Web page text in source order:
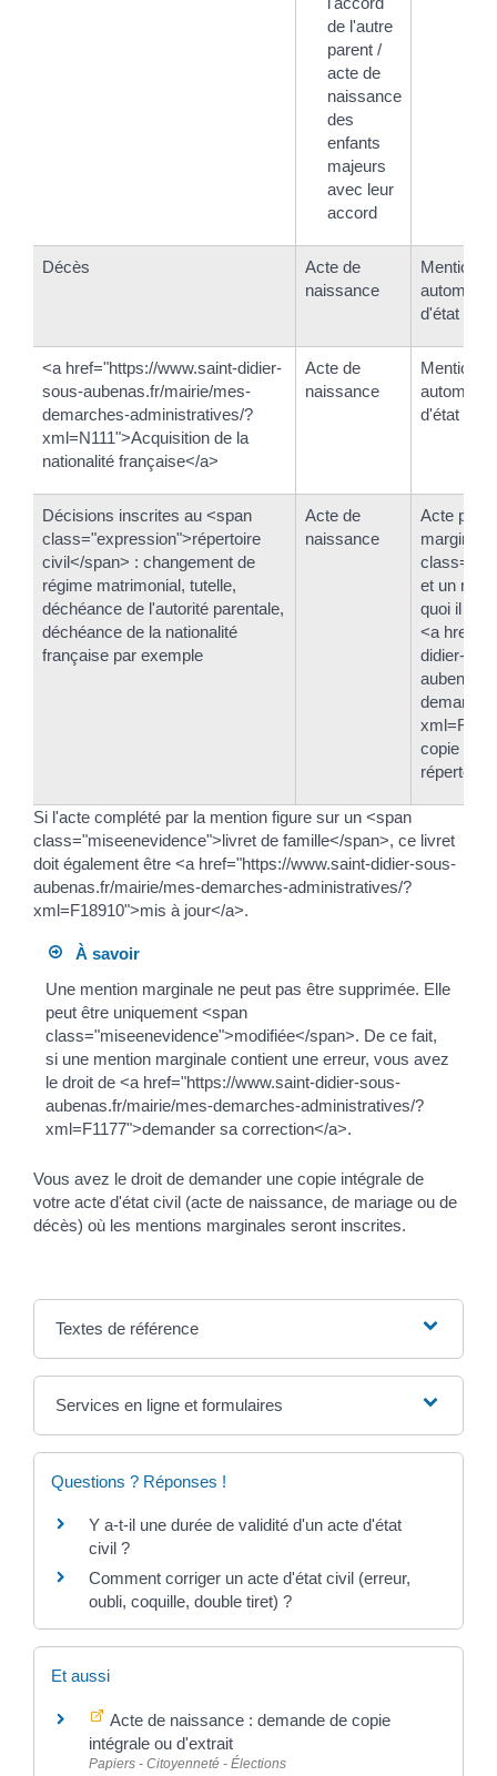
de l'autre
parent /
acte de
naissance
des
enfants
majeurs
avec leur
accord
Décès
Acte de
naissance
Mention
d'état civil
<a href="https://www.saint-didier-
sous-aubenas.fr/mairie/mes-
demarches-administratives/?
xml=N111">Acquisition de la
nationalité française</a>
Acte de
naissance
Mention
d'état civil
Décisions inscrites au <span
class="expression">répertoire
civil</span> : changement de
régime matrimonial, tutelle,
déchéance de l'autorité parentale,
déchéance de la nationalité
française par exemple
Acte de
naissance
Acte
marginale
et un
quoi il
<a
didier-
copie de
répertoire
Si l'acte complété par la mention figure sur un <span
class="miseenevidence">livret de famille</span>, ce livret
doit également être <a href="https://www.saint-didier-sous-
aubenas.fr/mairie/mes-demarches-administratives/?
xml=F18910">mis à jour</a>.
À savoir
Une mention marginale ne peut pas être supprimée. Elle
peut être uniquement <span
class="miseenevidence">modifiée</span>. De ce fait,
si une mention marginale contient une erreur, vous avez
le droit de <a href="https://www.saint-didier-sous-
aubenas.fr/mairie/mes-demarches-administratives/?
xml=F1177">demander sa correction</a>.
Vous avez le droit de demander une copie intégrale de
votre acte d'état civil (acte de naissance, de mariage ou de
décès) où les mentions marginales seront inscrites.
Textes de référence
Services en ligne et formulaires
Questions ? Réponses !
Y a-t-il une durée de validité d'un acte d'état
civil ?
Comment corriger un acte d'état civil (erreur,
oubli, coquille, double tiret) ?
Et aussi
Acte de naissance : demande de copie
intégrale ou d'extrait
Papiers - Citoyenneté - Élections